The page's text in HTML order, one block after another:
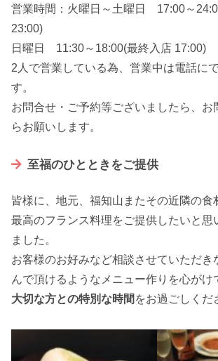
営業時間：火曜日～土曜日 17:00～
23:00)
日曜日 11:30～18:00(最終入店 17:00)
2人で営業している為、営業中は電話に
す。
お問合せ・ご予約等ございましたら、お
らお願いします。
至福のひとときをご提供
皆様に、地元、福知山またその近隣の食
最高のフランス料理をご提供したいと思
ました。
お客様のお好みなど相談させていただき
んで頂けるようなメニュー作りを心がけ
大切な方との特別な時間 をお過ごしくだ